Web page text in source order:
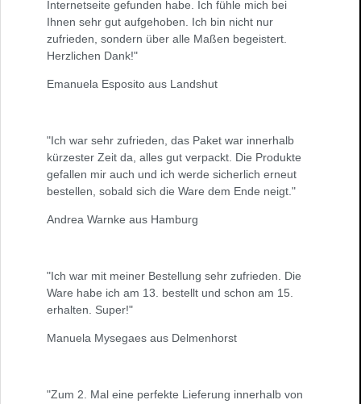
Internetseite gefunden habe. Ich fühle mich bei
Ihnen sehr gut aufgehoben. Ich bin nicht nur
zufrieden, sondern über alle Maßen begeistert.
Herzlichen Dank!"
Emanuela Esposito aus Landshut
"Ich war sehr zufrieden, das Paket war innerhalb
kürzester Zeit da, alles gut verpackt. Die Produkte
gefallen mir auch und ich werde sicherlich erneut
bestellen, sobald sich die Ware dem Ende neigt."
Andrea Warnke aus Hamburg
"Ich war mit meiner Bestellung sehr zufrieden. Die
Ware habe ich am 13. bestellt und schon am 15.
erhalten. Super!"
Manuela Mysegaes aus Delmenhorst
"Zum 2. Mal eine perfekte Lieferung innerhalb von